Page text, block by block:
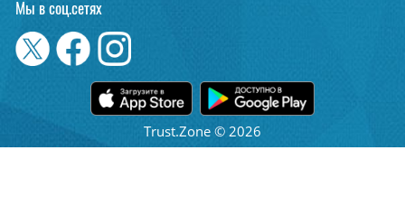
Мы в соц.сетях
Trust.Zone © 2026